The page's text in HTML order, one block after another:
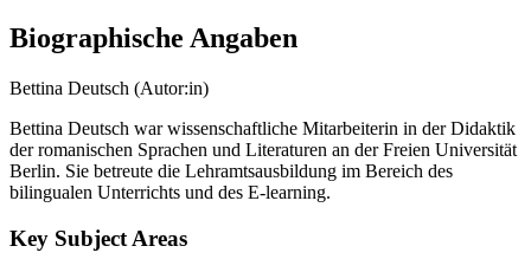
Biographische Angaben
Bettina Deutsch (Autor:in)
Bettina Deutsch war wissenschaftliche Mitarbeiterin in der Didaktik
der romanischen Sprachen und Literaturen an der Freien Universität
Berlin. Sie betreute die Lehramtsausbildung im Bereich des
bilingualen Unterrichts und des E-learning.
Key Subject Areas